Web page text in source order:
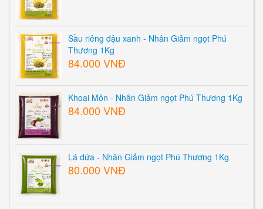
Sầu riêng đậu xanh - Nhân Giảm ngọt Phú
Thương 1Kg
84.000 VNĐ
Khoai Môn - Nhân Giảm ngọt Phú Thương 1Kg
84.000 VNĐ
Lá dứa - Nhân Giảm ngọt Phú Thương 1Kg
80.000 VNĐ